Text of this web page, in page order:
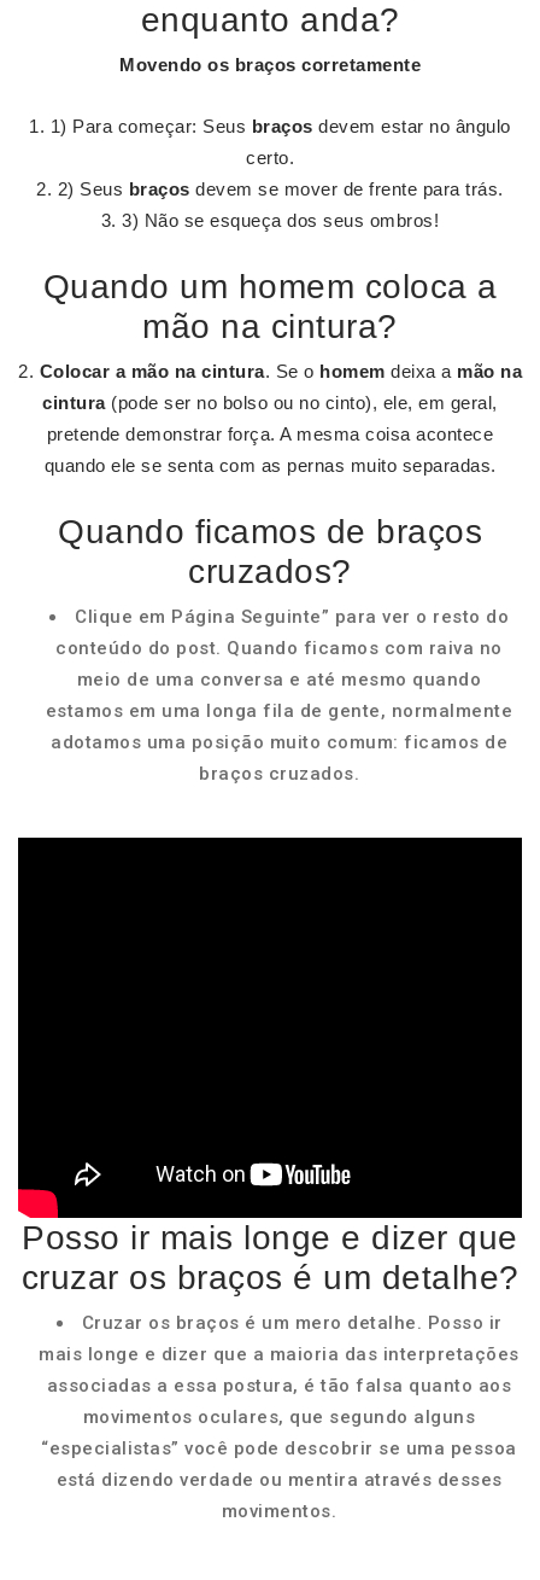
enquanto anda?
Movendo os braços corretamente
1) Para começar: Seus braços devem estar no ângulo
certo.
2) Seus braços devem se mover de frente para trás.
3) Não se esqueça dos seus ombros!
Quando um homem coloca a
mão na cintura?
2. Colocar a mão na cintura. Se o homem deixa a mão na
cintura(pode ser no bolso ou no cinto), ele, em geral,
pretende demonstrar força. A mesma coisa acontece
quando ele se senta com as pernas muito separadas.
Quando ficamos de braços
cruzados?
Clique em Página Seguinte” para ver o resto do
conteúdo do post. Quando ficamos com raiva no
meio de uma conversa e até mesmo quando
estamos em uma longa fila de gente, normalmente
adotamos uma posição muito comum: ficamos de
braços cruzados.
Posso ir mais longe e dizer que
cruzar os braços é um detalhe?
Cruzar os braços é um mero detalhe. Posso ir
mais longe e dizer que a maioria das interpretações
associadas a essa postura, é tão falsa quanto aos
movimentos oculares, que segundo alguns
“especialistas” você pode descobrir se uma pessoa
está dizendo verdade ou mentira através desses
movimentos.